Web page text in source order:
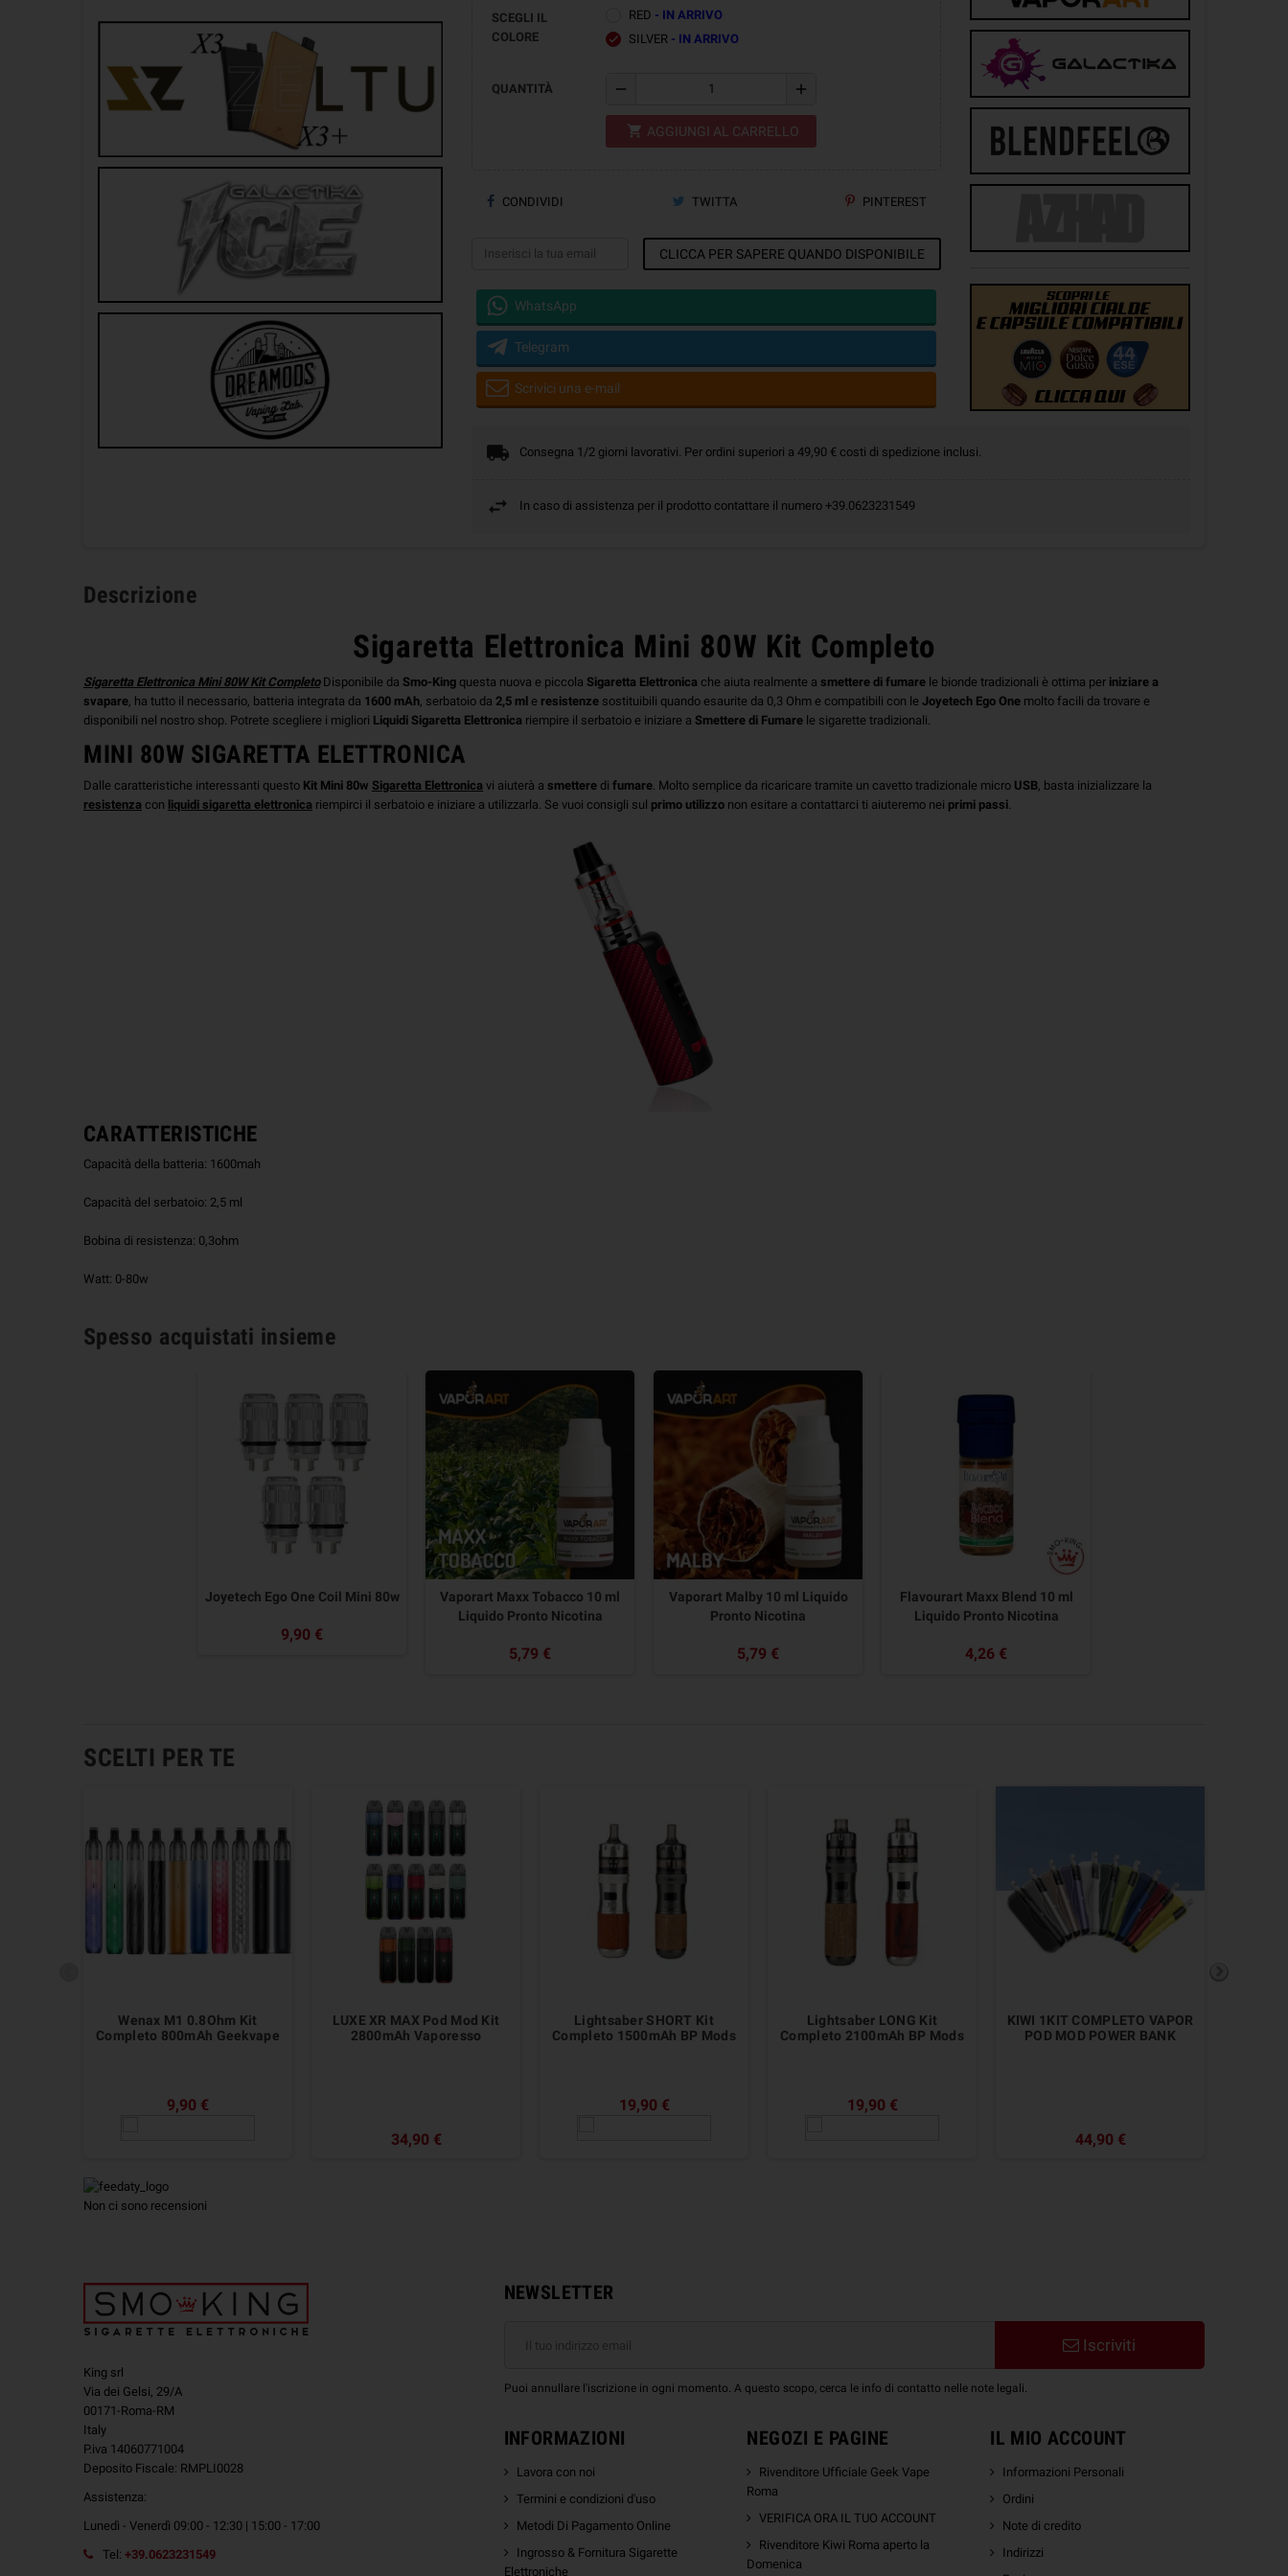
SCEGLI IL
COLORE
RED - IN ARRIVO
check SILVER - IN ARRIVO
QUANTITÀ remove add
shopping_cart AGGIUNGI AL CARRELLO
CONDIVIDI TWITTA PINTEREST
CLICCA PER SAPERE QUANDO DISPONIBILE
WhatsApp
Telegram
Scrivici una e-mail
Consegna 1/2 giorni lavorativi. Per ordini superiori a 49,90 € costi di spedizione inclusi.
In caso di assistenza per il prodotto contattare il numero +39.0623231549
Descrizione
Sigaretta Elettronica Mini 80W Kit Completo
Sigaretta Elettronica Mini 80W Kit CompletoDisponibile da Smo-King questa nuova e piccola Sigaretta Elettronica che aiuta realmente a smettere di fumare le bionde tradizionali è ottima per iniziare a
svapare , ha tutto il necessario, batteria integrata da 1600 mAh , serbatoio da 2,5 ml e resistenze sostituibili quando esaurite da 0,3 Ohm e compatibili con le Joyetech Ego One molto facili da trovare e
disponibili nel nostro shop. Potrete scegliere i migliori Liquidi Sigaretta Elettronica riempire il serbatoio e iniziare a Smettere di Fumare le sigarette tradizionali.
MINI 80W SIGARETTA ELETTRONICA
Dalle caratteristiche interessanti questo Kit Mini 80w Sigaretta Elettronica vi aiuterà a smettere di fumare . Molto semplice da ricaricare tramite un cavetto tradizionale micro USB , basta inizializzare la
resistenza con liquidi sigaretta elettronica riempirci il serbatoio e iniziare a utilizzarla. Se vuoi consigli sul primo utilizzo non esitare a contattarci ti aiuteremo nei primi passi
CARATTERISTICHE
Capacità della batteria: 1600mah
Capacità del serbatoio: 2,5 ml
Bobina di resistenza: 0,3ohm
Watt: 0-80w
Spesso acquistati insieme
Joyetech Ego One Coil Mini 80w
9,90 €
Vaporart Maxx Tobacco 10 ml
Liquido Pronto Nicotina
5,79 €
Vaporart Malby 10 ml Liquido
Pronto Nicotina
5,79 €
Flavourart Maxx Blend 10 ml
Liquido Pronto Nicotina
4,26 €
SCELTI PER TE
Wenax M1 0.8Ohm Kit
Completo 800mAh Geekvape
9,90 €
LUXE XR MAX Pod Mod Kit
2800mAh Vaporesso
34,90 €
Lightsaber SHORT Kit
Completo 1500mAh BP Mods
19,90 €
Lightsaber LONG Kit
Completo 2100mAh BP Mods
19,90 €
KIWI 1KIT COMPLETO VAPOR
POD MOD POWER BANK
44,90 €
Non ci sono recensioni
King srl
Via dei Gelsi, 29/A
00171-Roma-RM
Italy
P.iva 14060771004
Deposito Fiscale: RMPLI0028
Assistenza:
Lunedì - Venerdì 09:00 - 12:30 | 15:00 - 17:00
Tel: +39.0623231549
NEWSLETTER
Iscriviti
Puoi annullare l'iscrizione in ogni momento. A questo scopo, cerca le info di contatto nelle note legali.
INFORMAZIONI
Lavora con noi
Termini e condizioni d'uso
Metodi Di Pagamento Online
Ingrosso & Fornitura Sigarette
Elettroniche
NEGOZI E PAGINE
Rivenditore Ufficiale Geek Vape
Roma
VERIFICA ORA IL TUO ACCOUNT
Rivenditore Kiwi Roma aperto la
Domenica
IL MIO ACCOUNT
Informazioni Personali
Ordini
Note di credito
Indirizzi